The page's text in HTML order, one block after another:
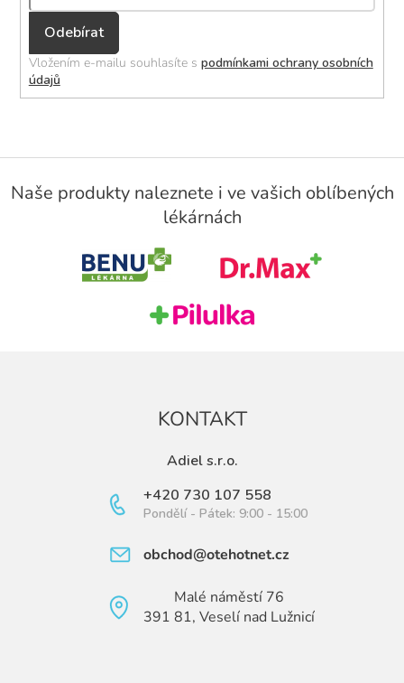
Přihlásit
se
Vložením e-mailu souhlasíte s podmínkami ochrany osobních
údajů
Naše produkty naleznete i ve vašich oblíbených
lékárnách
KONTAKT
Adiel s.r.o.
+420 730 107 558
Pondělí - Pátek: 9:00 - 15:00
obchod@otehotnet.cz
Malé náměstí 76
391 81, Veselí nad Lužnicí